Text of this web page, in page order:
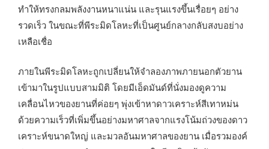
ทำให้ทรงกลมพลังงานหนาแน่น และรุนแรงขึ้นเรื่อยๆ อย่าง
รวดเร็ว ในขณะที่พีระมิดโลหะที่เป็นศูนย์กลางกลับสงบอย่าง
เหลือเชื่อ
ภายในพีระมิดโลหะถูกเปลี่ยนให้จำลองภาพภายนอกตัวยาน
เข้ามาในรูปแบบสามมิติ โดยมีเอ็ดมันด์ที่นั่งมองดูความ
เคลื่อนไหวของยานที่ค่อยๆ พุ่งเข้าหาดาวเคราะห์สีเทาหม่น
ด้วยความเร็วที่เพิ่มขึ้นอย่างมหาศาลจากแรงโน้มถ่วงของดาว
เคราะห์ขนาดใหญ่ และมวลอันมหาศาลของยาน เมื่อรวมองค์